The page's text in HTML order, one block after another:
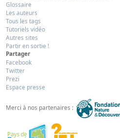
Glossaire
Les auteurs
Tous les tags
Tutoriels vidéo
Autres sites
Partir en sortie !
Partager
Facebook
Twitter
Prezi
Espace presse
Merci à nos partenaires :